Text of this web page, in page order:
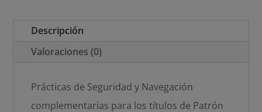
cantidad
Descripción
Valoraciones (0)
Prácticas de Seguridad y Navegación
complementarias para los títulos de Patrón